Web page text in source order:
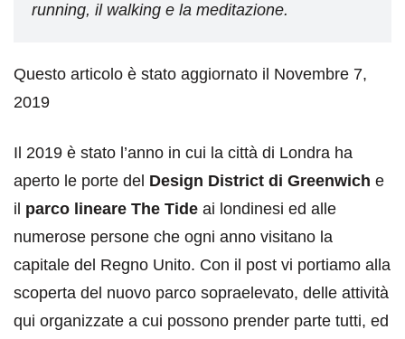
running, il walking e la meditazione.
Questo articolo è stato aggiornato il Novembre 7,
2019
Il 2019 è stato l’anno in cui la città di Londra ha
aperto le porte del Design District di Greenwich e
il parco lineare The Tide ai londinesi ed alle
numerose persone che ogni anno visitano la
capitale del Regno Unito. Con il post vi portiamo alla
scoperta del nuovo parco sopraelevato, delle attività
qui organizzate a cui possono prender parte tutti, ed